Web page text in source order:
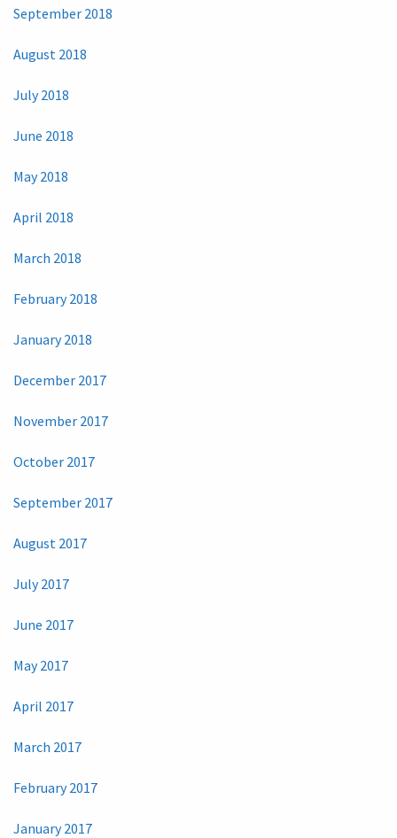
September 2018
August 2018
July 2018
June 2018
May 2018
April 2018
March 2018
February 2018
January 2018
December 2017
November 2017
October 2017
September 2017
August 2017
July 2017
June 2017
May 2017
April 2017
March 2017
February 2017
January 2017